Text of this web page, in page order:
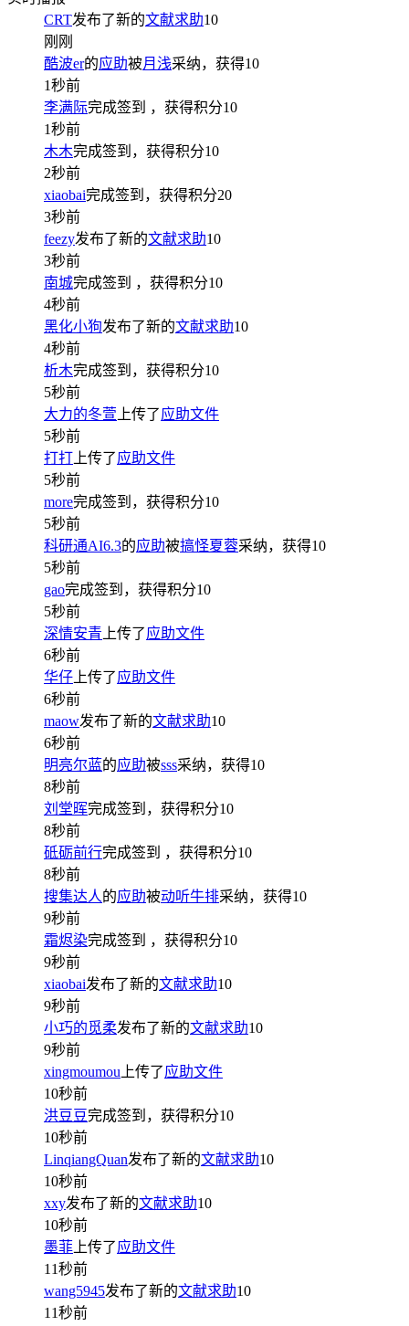
CRT发布了新的文献求助10
刚刚
酷波er的应助被月浅采纳，获得10
1秒前
李满际完成签到 ，获得积分10
1秒前
木木完成签到，获得积分10
2秒前
xiaobai完成签到，获得积分20
3秒前
feezy发布了新的文献求助10
3秒前
南城完成签到 ，获得积分10
4秒前
黑化小狗发布了新的文献求助10
4秒前
析木完成签到，获得积分10
5秒前
大力的冬萱 上传了应助文件
5秒前
打打 上传了应助文件
5秒前
more完成签到，获得积分10
5秒前
科研通AI6.3的应助被搞怪夏蓉采纳，获得10
5秒前
gao完成签到，获得积分10
5秒前
深情安青 上传了应助文件
6秒前
华仔 上传了应助文件
6秒前
maow发布了新的文献求助10
6秒前
明亮尔蓝的应助被sss采纳，获得10
8秒前
刘堂晖完成签到，获得积分10
8秒前
砥砺前行完成签到 ，获得积分10
8秒前
搜集达人的应助被动听牛排采纳，获得10
9秒前
霜烬染完成签到 ，获得积分10
9秒前
xiaobai发布了新的文献求助10
9秒前
小巧的觅柔发布了新的文献求助10
9秒前
xingmoumou 上传了应助文件
10秒前
洪豆豆完成签到，获得积分10
10秒前
LinqiangQuan发布了新的文献求助10
10秒前
xxy发布了新的文献求助10
10秒前
墨菲 上传了应助文件
11秒前
wang5945发布了新的文献求助10
11秒前